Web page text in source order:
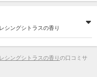
シングシトラスの香り
シングシトラスの香り の口コミサ